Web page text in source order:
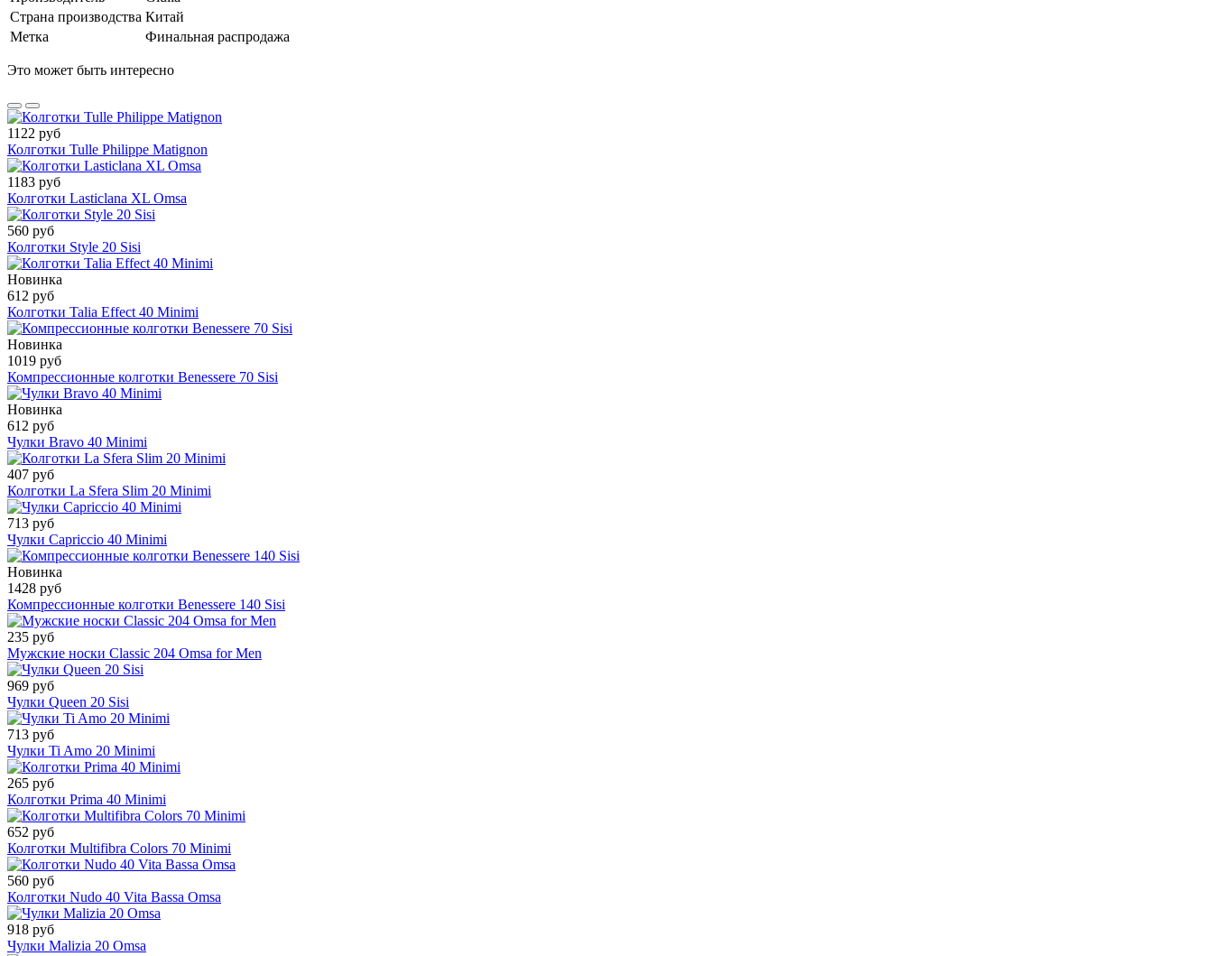
Страна производства Китай
Метка
Финальная распродажа
Это может быть интересно
1122 руб
Колготки Tulle Philippe Matignon
1183 руб
Колготки Lasticlana XL Omsa
560 руб
Колготки Style 20 Sisi
Новинка
612 руб
Колготки Talia Effect 40 Minimi
Новинка
1019 руб
Компрессионные колготки Benessere 70 Sisi
Новинка
612 руб
Чулки Bravo 40 Minimi
407 руб
Колготки La Sfera Slim 20 Minimi
713 руб
Чулки Capriccio 40 Minimi
Новинка
1428 руб
Компрессионные колготки Benessere 140 Sisi
235 руб
Мужские носки Classic 204 Omsa for Men
969 руб
Чулки Queen 20 Sisi
713 руб
Чулки Ti Amo 20 Minimi
265 руб
Колготки Prima 40 Minimi
652 руб
Колготки Multifibra Colors 70 Minimi
560 руб
Колготки Nudo 40 Vita Bassa Omsa
918 руб
Чулки Malizia 20 Omsa